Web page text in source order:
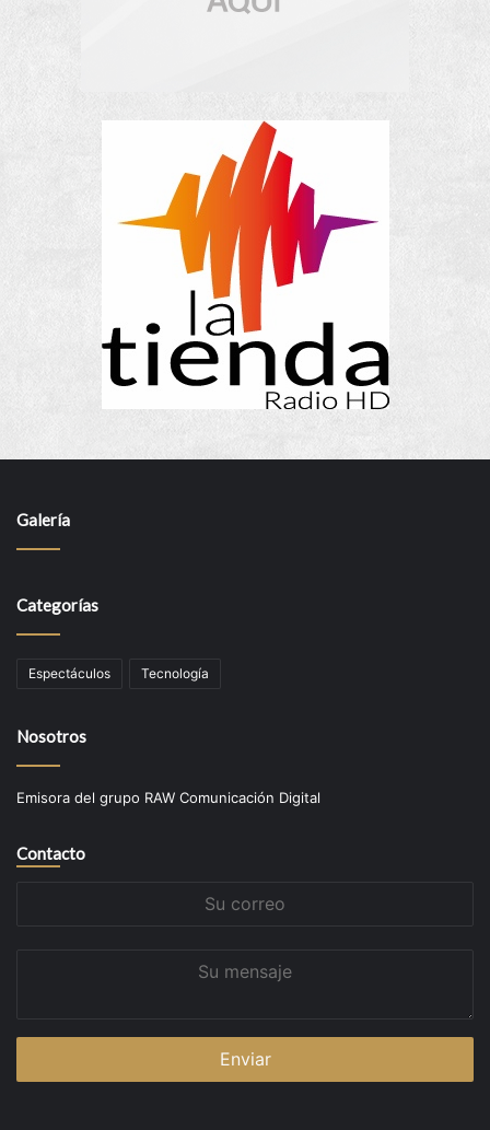
Galería
Categorías
Espectáculos Tecnología
Nosotros
Emisora del grupo RAW Comunicación Digital
Contacto